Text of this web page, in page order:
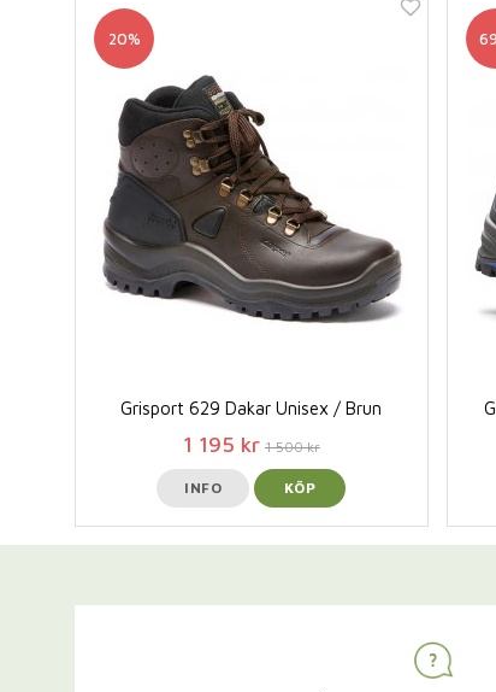
20%
Grisport 629 Dakar Unisex / Brun
1 195 kr 1 500 kr
INFO KÖP